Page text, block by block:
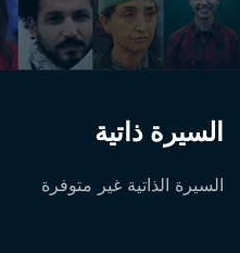
السيرة ذاتية
السيرة الذاتية غير متوفرة